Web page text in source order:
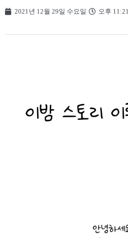
2021년 12월 29일 수요일 오후 11:21